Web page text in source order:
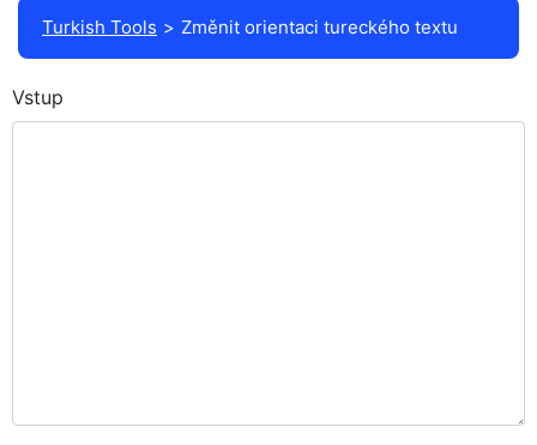
Turkish Tools Změnit orientaci tureckého textu
Vstup